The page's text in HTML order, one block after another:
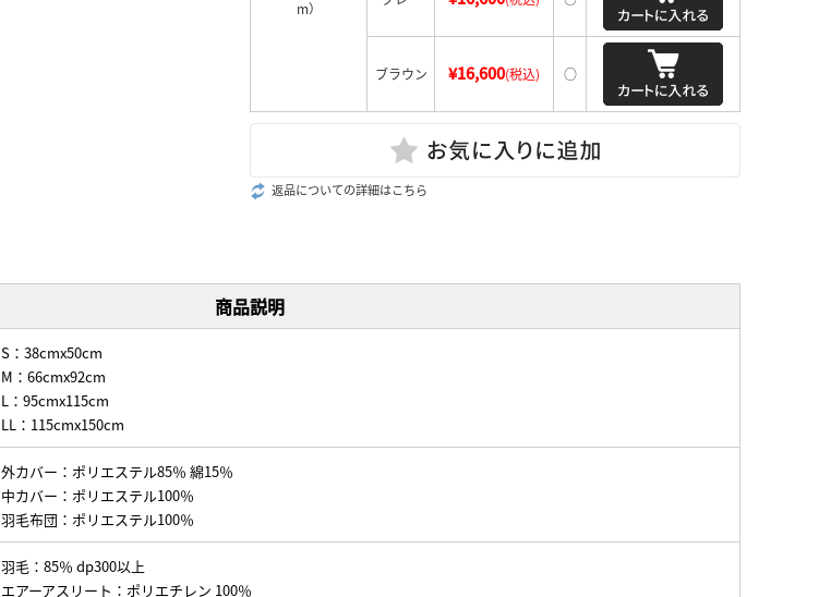
m）
ブラウン ¥16,600(税込) ○
返品についての詳細はこちら
商品説明
S：38cmx50cm
M：66cmx92cm
L：95cmx115cm
LL：115cmx150cm
外カバー：ポリエステル85％ 綿15％
中カバー：ポリエステル100％
羽毛布団：ポリエステル100％
羽毛：85％ dp300以上
エアーアスリート：ポリエチレン 100％